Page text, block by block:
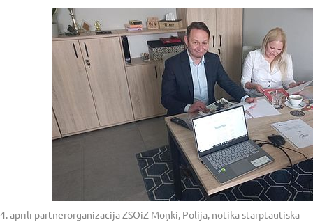
4. aprīlī partnerorganizācijā ZSOiZ Moņki, Polijā, notika starptautiskā